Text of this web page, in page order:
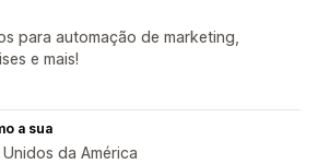
para automação de marketing,
e mais!
a sua
da América